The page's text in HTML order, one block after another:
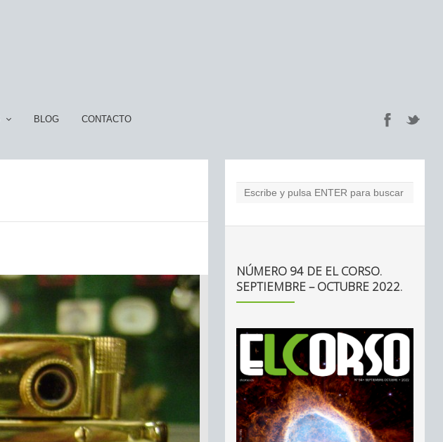
BLOG CONTACTO
NÚMERO 94 DE EL CORSO.
SEPTIEMBRE – OCTUBRE 2022.